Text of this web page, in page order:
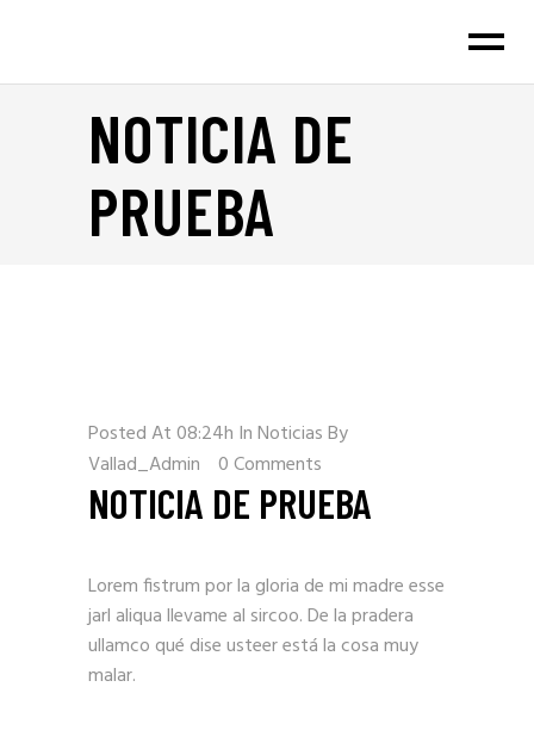
NOTICIA DE
PRUEBA
NOTICIA DE PRUEBA
Posted At 08:24h InNoticiasBy
Vallad_Admin
0 Comments
Lorem fistrum por la gloria de mi madre esse
jarl aliqua llevame al sircoo. De la pradera
ullamco qué dise usteer está la cosa muy
malar.